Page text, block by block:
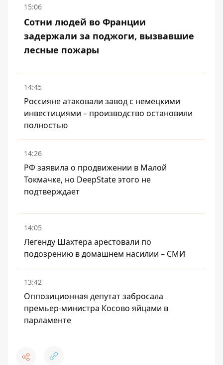
15:06
Сотни людей во Франции
задержали за поджоги, вызвавшие
лесные пожары
14:45
Россияне атаковали завод с немецкими
инвестициями – производство остановили
полностью
14:26
РФ заявила о продвижении в Малой
Токмачке, но DeepState этого не
подтверждает
14:05
Легенду Шахтера арестовали по
подозрению в домашнем насилии – СМИ
13:42
Оппозиционная депутат забросала
премьер-министра Косово яйцами в
парламенте